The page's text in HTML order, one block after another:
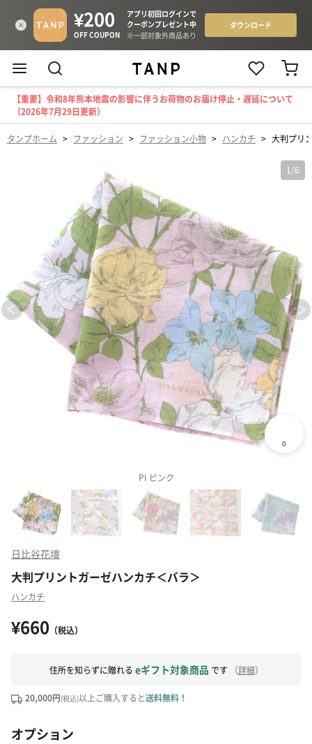
【重要】令和8年熊本地震の影響に伴うお荷物のお届け停止・遅延について
（2026年7月29日更新）
タンプホーム > ファッション > ファッション小物 > ハンカチ > 大判プリ
1 /6
PI ピンク
日比谷花壇
大判プリントガーゼハンカチ＜バラ＞
ハンカチ
¥660 （税込）
住所を知らずに贈れる eギフト対象商品 です （詳細）
20,000円(税込)以上ご購入すると送料無料！
オプション